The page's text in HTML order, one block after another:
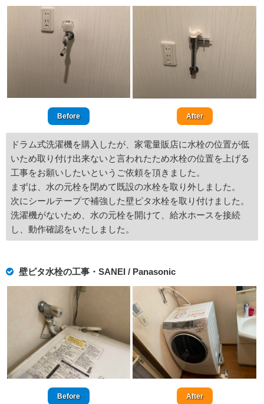
Before After
ドラム式洗濯機を購入したが、家電量販店に水栓の位置が低
いため取り付け出来ないと言われたため水栓の位置を上げる
工事をお願いしたいというご依頼を頂きました。
まずは、水の元栓を閉めて既設の水栓を取り外しました。
次にシールテープで補強した壁ピタ水栓を取り付けました。
洗濯機がないため、水の元栓を開けて、給水ホースを接続
し、動作確認をいたしました。
壁ピタ水栓の工事・SANEI / Panasonic
Before After